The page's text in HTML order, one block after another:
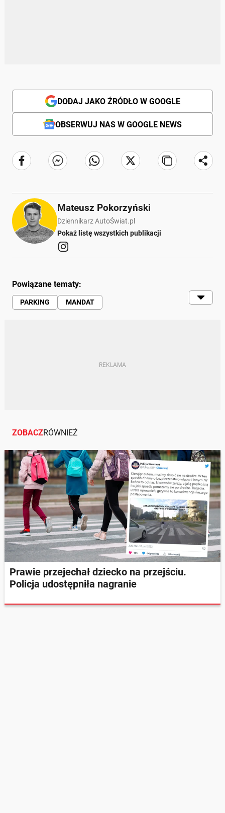
DODAJ JAKO ŹRÓDŁO W GOOGLE
OBSERWUJ NAS W GOOGLE NEWS
Mateusz Pokorzyński
Dziennikarz AutoŚwiat.pl
Pokaż listę wszystkich publikacji
Powiązane tematy:
PARKING
MANDAT
ZOBACZRÓWNIEŻ
Prawie przejechał dziecko na przejściu.
Policja udostępniła nagranie